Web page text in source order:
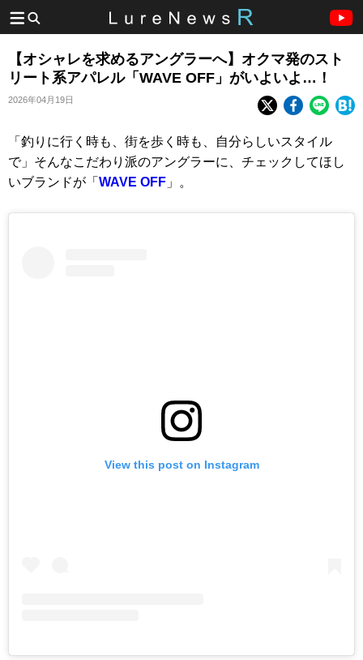
【オシャレを求めるアングラーへ】オクマ発のスト
リート系アパレル「WAVE OFF」がいよいよ…！
2026年04月19日
「釣りに行く時も、街を歩く時も、自分らしいスタイル
で」そんなこだわり派のアングラーに、チェックしてほし
いブランドが「 WAVE OFF 」。
View this post on Instagram